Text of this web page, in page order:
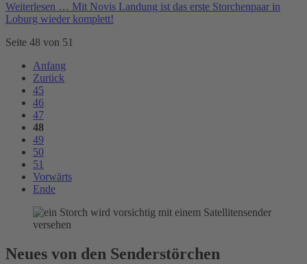
Weiterlesen … Mit Novis Landung ist das erste Storchenpaar in
Loburg wieder komplett!
Seite 48 von 51
Anfang
Zurück
45
46
47
48
49
50
51
Vorwärts
Ende
Neues von den Senderstörchen